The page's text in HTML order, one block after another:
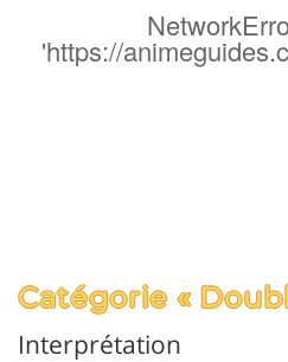
'https://
Catégorie «
Interprétation